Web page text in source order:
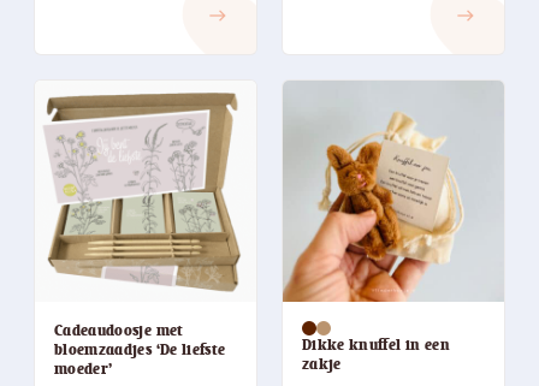
east east
Cadeaudoosje met
bloemzaadjes ‘De liefste
moeder’
Dikke knuffel in een
zakje